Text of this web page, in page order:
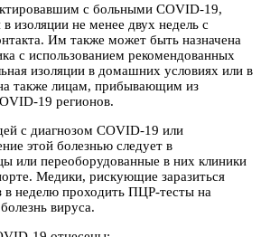
с больными COVID-19,
изоляции не менее двух недель с
Им также может быть назначена
с использованием рекомендованных
изоляции в домашних условиях или в
также лицам, прибывающим из
19 регионов.
с диагнозом COVID-19 или
этой болезнью следует в
или переоборудованные в них клиники
Медики, рискующие заразиться
неделю проходить ПЦР-тесты на
вируса.